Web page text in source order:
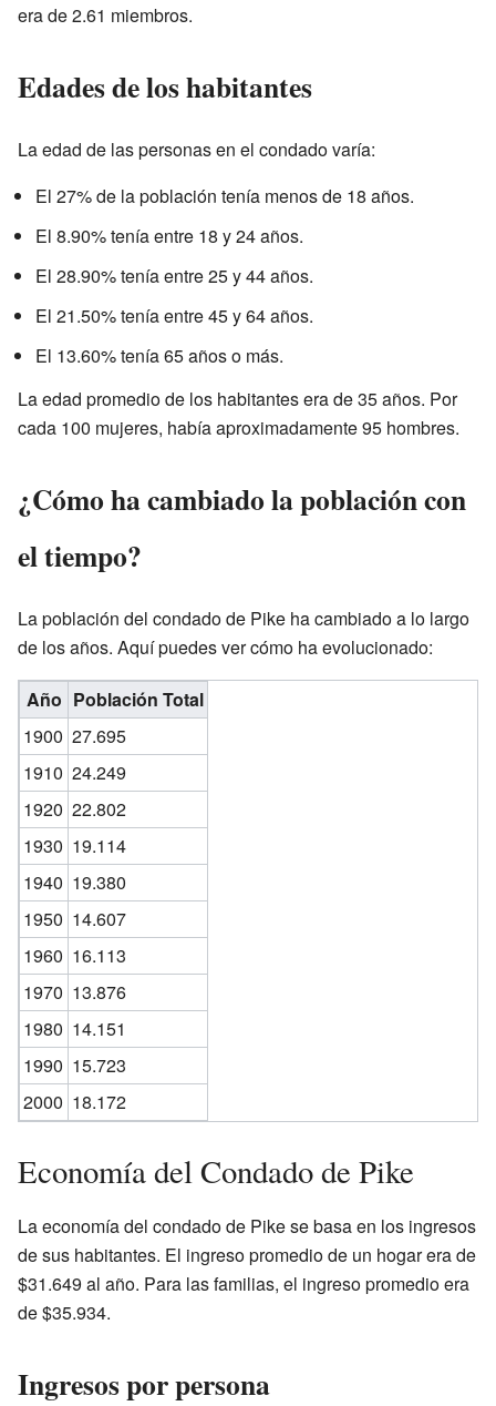
era de 2.61 miembros.
Edades de los habitantes
La edad de las personas en el condado varía:
El 27% de la población tenía menos de 18 años.
El 8.90% tenía entre 18 y 24 años.
El 28.90% tenía entre 25 y 44 años.
El 21.50% tenía entre 45 y 64 años.
El 13.60% tenía 65 años o más.
La edad promedio de los habitantes era de 35 años. Por
cada 100 mujeres, había aproximadamente 95 hombres.
¿Cómo ha cambiado la población con
el tiempo?
La población del condado de Pike ha cambiado a lo largo
de los años. Aquí puedes ver cómo ha evolucionado:
Año Población Total
1900 27.695
1910 24.249
1920 22.802
1930 19.114
1940 19.380
1950 14.607
1960 16.113
1970 13.876
1980 14.151
1990 15.723
2000 18.172
Economía del Condado de Pike
La economía del condado de Pike se basa en los ingresos
de sus habitantes. El ingreso promedio de un hogar era de
$31.649 al año. Para las familias, el ingreso promedio era
de $35.934.
Ingresos por persona